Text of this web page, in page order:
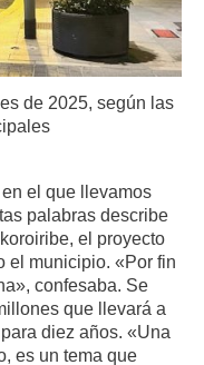
de 2025, según las
el que llevamos
palabras describe
el proyecto
el municipio. «Por fin
confesaba. Se
que llevará a
diez años. «Una
es un tema que